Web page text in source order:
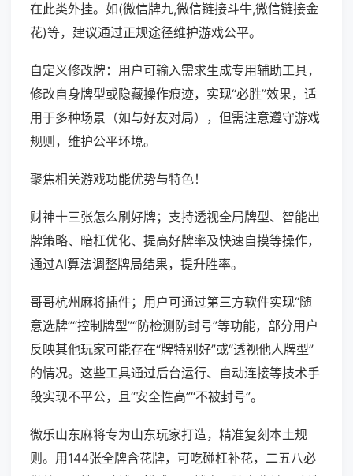
在此类外挂。如(微信牌九,微信链接斗牛,微信链接金
花)等，建议通过正规途径维护游戏公平。
自定义修改牌：用户可输入需求生成专用辅助工具，
修改自身牌型或隐藏操作痕迹，实现“必胜”效果，适
用于多种场景（如与好友对局），但需注意遵守游戏
规则，维护公平环境。
聚焦相关游戏功能优势与特色！
财神十三张怎么刷好牌；支持透视全局牌型、智能出
牌策略、暗杠优化、提高好牌率及快速自摸等操作，
通过AI算法调整牌局结果，提升胜率。
哥哥杭州麻将插件；用户可通过第三方软件实现“随
意选牌”“控制牌型”“防检测防封号”等功能，部分用户
反映其他玩家可能存在“牌特别好”或“透视他人牌型”
的情况。这些工具通过后台运行、自动连接等技术手
段实现不平公，且“安全性高”“不被封号”。
微乐山东麻将专为山东玩家打造，精准复刻本土规
则。用144张全牌含花牌，可吃碰杠补花，二五八必